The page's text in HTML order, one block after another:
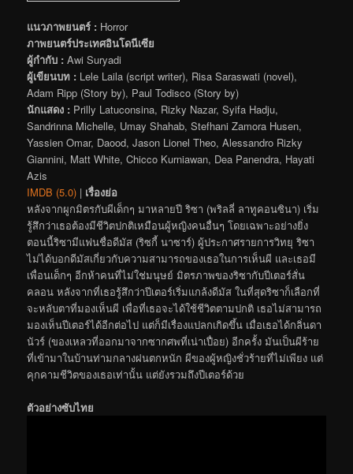
แนวภาพยนตร์ : Horror
ภาพยนตร์ประเทศอินโดนีเซีย
ผู้กำกับ : Awi Suryadi
ผู้เขียนบท : Lele Laila (script writer), Risa Saraswati (novel),
Adam Ripp (Story by), Paul Todisco (Story by)
นักแสดง : Prilly Latuconsina, Rizky Nazar, Syifa Hadju,
Sandrinna Michelle, Umay Shahab, Stefhani Zamora Husen,
Yassien Omar, Daood, Jason Lionel Theo, Alessandro Rizky
Giannini, Matt White, Chicco Kurniawan, Dea Panendra, Hayati
Azis
IMDB (5.0) | เรื่องย่อ
หลังจากผูกมิตรกับผีเด็กๆ มาหลายปี ริซา (พริลลี่ ลาทูคอนซินา) เริ่ม
รู้สึกว่าเธอต้องมีชีวิตปกติเหมือนผู้หญิงคนอื่นๆ โดยเฉพาะอย่างยิ่ง
ตอนนี้ริซามีแฟนชื่อดีมัส (ริซกี้ นาซาร์) ผู้ประกาศรายการวิทยุ ริซา
ไม่ได้บอกดีมัสเกี่ยวกับความสามารถของเธอในการเห็นผี และเธอมี
เพื่อนเด็กๆ อีกห้าคนที่ไม่ใช่มนุษย์ มิตรภาพของริซากับปีเตอร์สั่น
คลอน หลังจากที่เธอรู้สึกว่าปีเตอร์เริ่มแกล้งดีมัส ในที่สุดริซาก็เลือกที่
จะหลับตาที่มองเห็นผี เพื่อที่เธอจะได้ใช้ชีวิตตามปกติ เธอไม่สามารถ
มองเห็นปีเตอร์ได้อีกต่อไป แต่ก็มีเรื่องแปลกเกิดขึ้น เมื่อเธอได้กลิ่นดา
นัวร์ (ของเหลวที่ออกมาจากซากศพที่เน่าเปื่อย) อีกครั้ง มันเป็นผีร้าย
ที่เข้ามาในบ้านท่ามกลางฝนตกหนัก ผีของผู้หญิงชั่วร้ายที่ไม่เพียง แต่
คุกคามชีวิตของเธอเท่านั้น แต่ยังรวมถึงปีเตอร์ด้วย
ตัวอย่างซับไทย